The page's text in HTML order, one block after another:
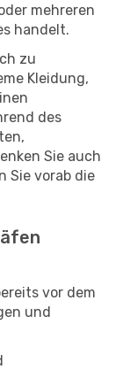
mehreren
handelt.
zu
Kleidung,
des
Sie auch
Sie vorab die
vor dem
und